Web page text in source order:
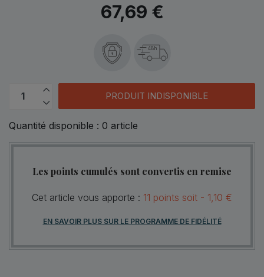
67,69 €
48h
PRODUIT INDISPONIBLE
Quantité disponible : 0 article
Les points cumulés sont convertis en remise
Cet article vous apporte : 11 points soit - 1,10 €
EN SAVOIR PLUS SUR LE PROGRAMME DE FIDÉLITÉ